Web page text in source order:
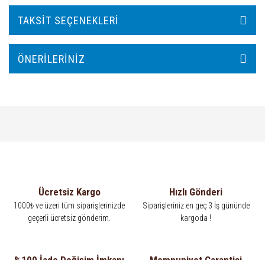
TAKSIT SEÇENEKLERI
ÖNERILERINIZ
Ücretsiz Kargo
1000₺ ve üzeri tüm siparişlerinizde
geçerli ücretsiz gönderim.
Hızlı Gönderi
Siparişleriniz en geç 3 İş gününde
kargoda !